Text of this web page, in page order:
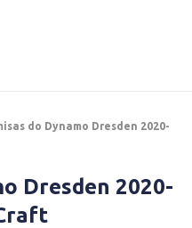
do Dynamo Dresden 2020-
Dresden 2020-